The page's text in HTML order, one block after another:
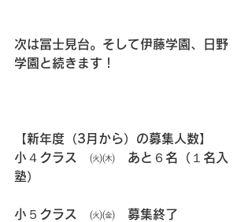
次は冨士見台。そして伊藤学園、日野
学園と続きます！
【新年度（3月から）の募集人数】
小４クラス　㈫㈭　あと６名（１名入
塾）
小５クラス　㈫㈮　募集終了